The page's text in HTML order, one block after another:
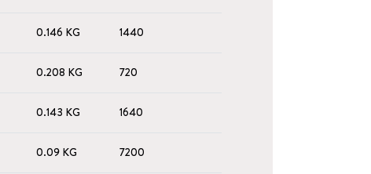
0.146 KG 1440
0.208 KG 720
0.143 KG 1640
0.09 KG 7200